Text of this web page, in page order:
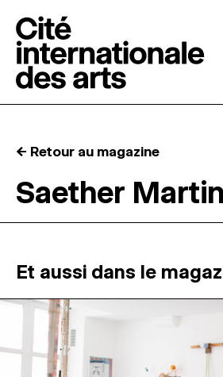
RÉSIDENCES ↓
ATELIERS OUVERTS
PROGRAMMATION
MAGAZINE
← Retour au magazine
Saether Martin
Et aussi dans le